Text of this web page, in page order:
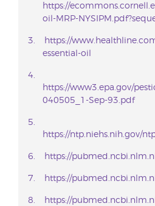
https://
oil-MRP-
https://
essential-oil
https://www3.epa.gov/
040505_1-Sep-93.pdf
https://ntp.niehs.nih.gov/
https://
https://
https://